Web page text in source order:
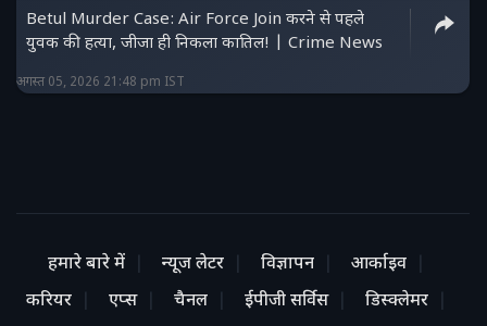
Betul Murder Case: Air Force Join करने से पहले
युवक की हत्या, जीजा ही निकला कातिल! | Crime News
अगस्त 05, 2026 21:48 pm IST
हमारे बारे में न्यूज लेटर विज्ञापन
आर्काइव
करियर
एप्स चैनल ईपीजी सर्विस
डिस्क्लेमर